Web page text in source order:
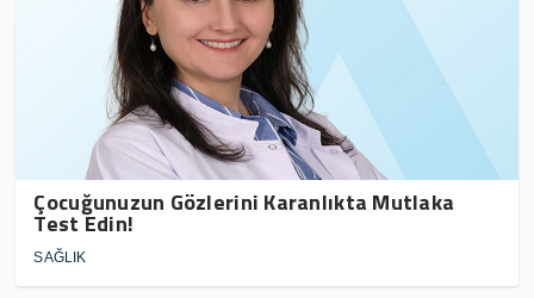
Çocuğunuzun Gözlerini Karanlıkta Mutlaka
Test Edin!
SAĞLIK